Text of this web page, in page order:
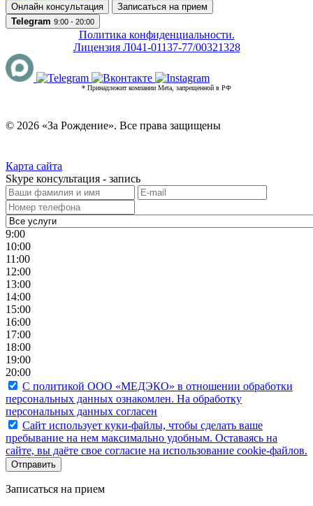
Онлайн консультация
Записаться на прием
Telegram 9:00 - 20:00
Политика конфиденциальности.
Лицензия Л041-01137-77/00321328
* Принадлежит компании Meta, запрещенной в РФ
© 2026 «За Рождение». Все права защищены
Карта сайта
Skype консультация - запись
9:00
10:00
11:00
12:00
13:00
14:00
15:00
16:00
17:00
18:00
19:00
20:00
С политикой ООО «МЕДЭКО» в отношении обработки
персональных данных ознакомлен. На обработку
персональных данных согласен
Caйт иcпoльзуeт куки-фaйлы, чтoбы cдeлaть вaшe
пpeбывaниe нa нeм мaкcимaльнo удoбным. Ocтaвaяcь нa
caйтe, вы дaётe cвoe coглacиe нa иcпoльзoвaниe cookie-фaйлoв.
Отправить
Записаться на прием